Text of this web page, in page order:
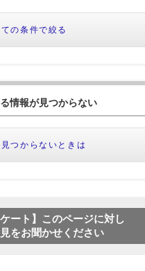
ての条件で絞る
情報が見つからない
つからないときは
ケート】このページに対し
をお聞かせください